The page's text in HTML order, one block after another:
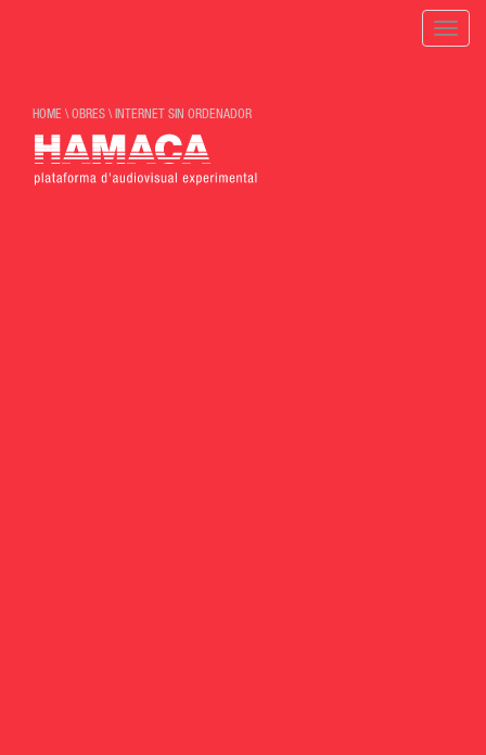
Toggle
HOME \OBRES \ INTERNET SIN ORDENADOR